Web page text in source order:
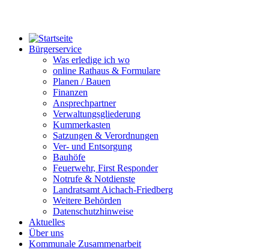
Bürgerservice
Was erledige ich wo
online Rathaus & Formulare
Planen / Bauen
Finanzen
Ansprechpartner
Verwaltungsgliederung
Kummerkasten
Satzungen & Verordnungen
Ver- und Entsorgung
Bauhöfe
Feuerwehr, First Responder
Notrufe & Notdienste
Landratsamt Aichach-Friedberg
Weitere Behörden
Datenschutzhinweise
Aktuelles
Über uns
Kommunale Zusammenarbeit